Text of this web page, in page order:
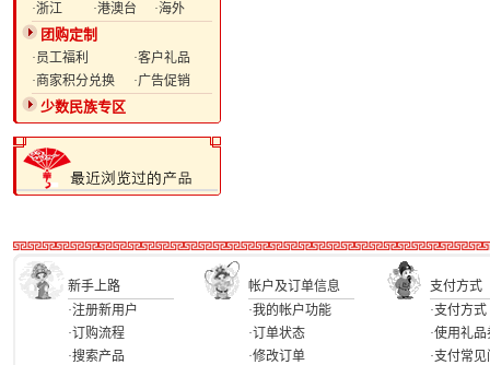
·浙江
·港澳台 ·海外
团购定制
·员工福利
·客户礼品
·商家积分兑换
·广告促销
少数民族专区
新手上路 帐户及订单信息
支付方式
·注册新用户
·订购流程
·搜索产品
·我的帐户功能
·订单状态
·修改订单
·支付方式
·使用礼品
·支付常